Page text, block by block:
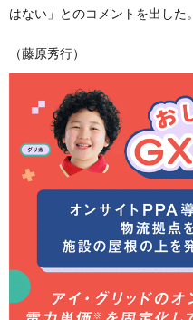
はない」とのコメントを出した。
（藤原秀行）